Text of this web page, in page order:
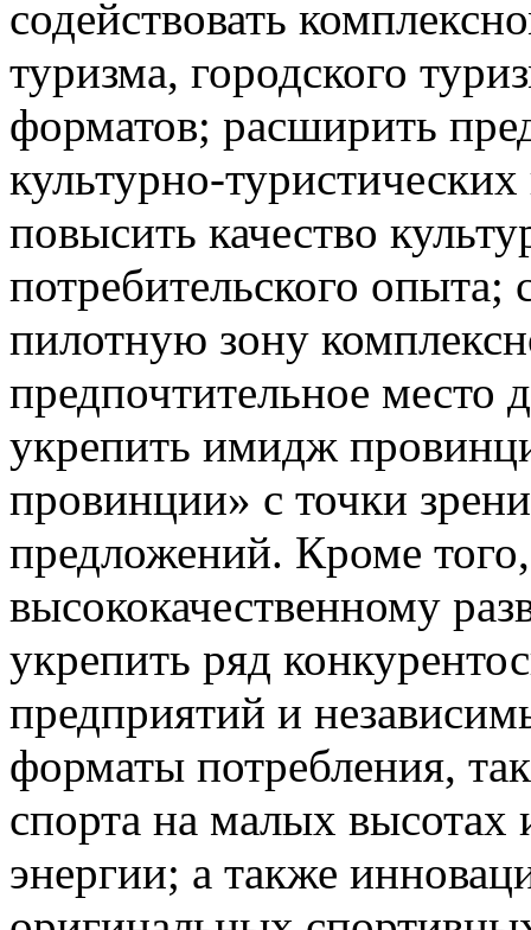
содействовать
туризма, городского
форматов; расширить
культурно-
повысить качество
потребительского опыта;
пилотную зону
предпочтительное место
укрепить имидж
провинции» с точки
предложений. Кроме того,
высококачественному
укрепить ряд
предприятий и
форматы потребления,
спорта на малых высотах
энергии; а также